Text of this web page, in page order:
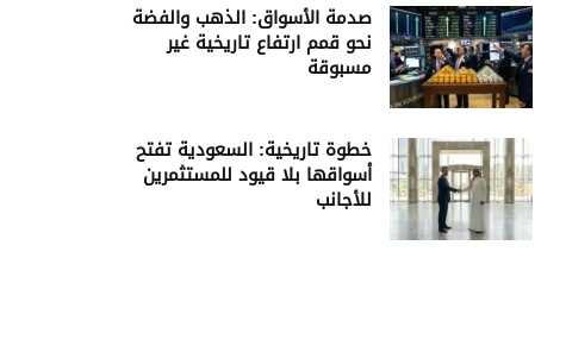
صدمة الأسواق: الذهب والفضة
نحو قمم ارتفاع تاريخية غير
مسبوقة
خطوة تاريخية: السعودية تفتح
أسواقها بلا قيود للمستثمرين
للأجانب